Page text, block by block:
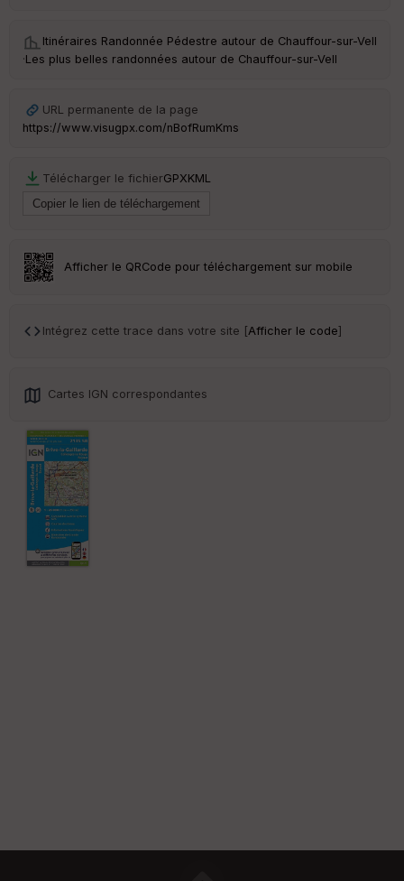
Itinéraires Randonnée Pédestre autour de Chauffour-sur-Vell
·Les plus belles randonnées autour de Chauffour-sur-Vell
URL permanente de la page
https://www.visugpx.com/nBofRumKms
Télécharger le fichierGPXKML
Afficher le QRCode pour téléchargement sur mobile
Intégrez cette trace dans votre site [Afficher le code]
Cartes IGN correspondantes